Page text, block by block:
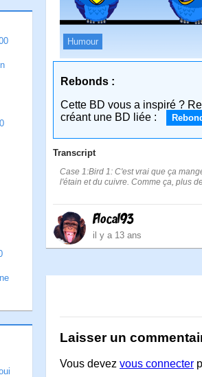
Humour
Rebonds :
Cette BD vous a inspiré ?
créant une BD liée :
Transcript
Case 1:Bird 1: C'est vrai que ça
l'étain et du cuivre. Comme ça, plus
Flocal93
il y a 13 ans
Laisser un
Vous devez vous connecter